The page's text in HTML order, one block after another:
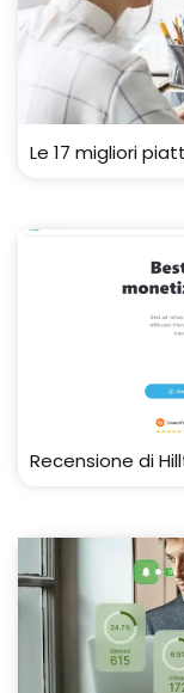
Le 17 migliori
Recensione di